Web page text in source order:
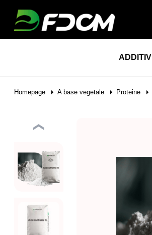
ADDITIVI
Homepage A base vegetale Proteine
❮